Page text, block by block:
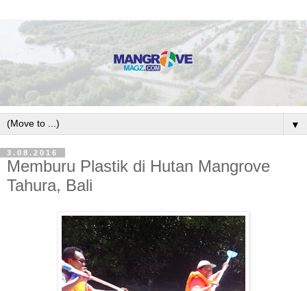
▼
3.08.2016
Memburu Plastik di Hutan Mangrove
Tahura, Bali